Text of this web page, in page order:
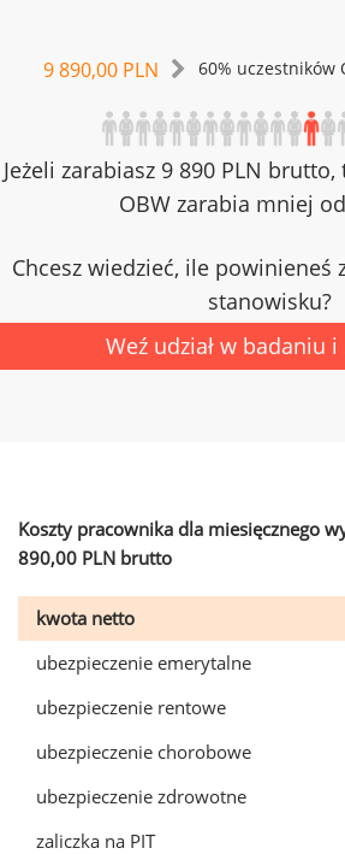
9 890,00 PLN 60% uczestników
Jeżeli zarabiasz 9 890 PLN brutto,
OBW zarabia mniej
Chcesz wiedzieć, ile powinieneś
stanowisku?
Weź udział w badaniu
Koszty pracownika dla miesięcznego
890,00 PLN brutto
kwota netto
ubezpieczenie emerytalne
ubezpieczenie rentowe
ubezpieczenie chorobowe
ubezpieczenie zdrowotne
zaliczka na PIT